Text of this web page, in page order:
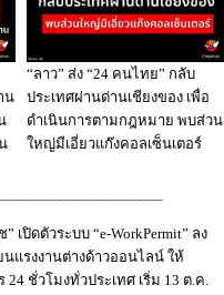
น
“ลาว” ส่ง “24 คนไทย” กลับ
ประเทศผ่านด่านเชียงของ เพื่อ
ดำเนินการตามกฎหมาย พบส่วน
ใหญ่มีเอี่ยวแก๊งคอลเซ็นเตอร์
เปิดตัวระบบ “e-WorkPermit” ลง
นแรงงานต่างด้าวออนไลน์ ให้
24 ชั่วโมงทั่วประเทศ เริ่ม 13 ต.ค.